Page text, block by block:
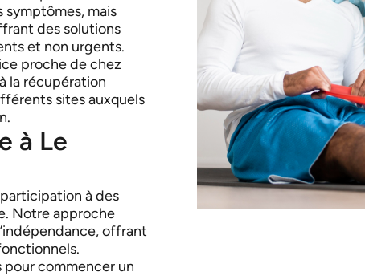
mais
des solutions
et non urgents.
proche de chez
la récupération
sites auxquels
à Le
à des
Notre approche
offrant
commencer un